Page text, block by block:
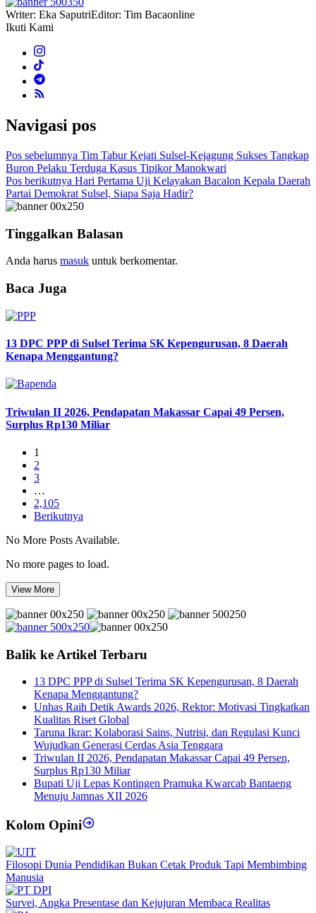
Writer: Eka SaputriEditor: Tim Bacaonline
Ikuti Kami
Navigasi pos
Pos sebelumnya Tim Tabur Kejati Sulsel-Kejagung Sukses Tangkap
Buron Pelaku Terduga Kasus Tipikor Manokwari
Pos berikutnya Hari Pertama Uji Kelayakan Bacalon Kepala Daerah
Partai Demokrat Sulsel, Siapa Saja Hadir?
Tinggalkan Balasan
Anda harus masuk untuk berkomentar.
Baca Juga
13 DPC PPP di Sulsel Terima SK Kepengurusan, 8 Daerah
Kenapa Menggantung?
Triwulan II 2026, Pendapatan Makassar Capai 49 Persen,
Surplus Rp130 Miliar
1
2
3
…
2,105
Berikutnya
No More Posts Available.
No more pages to load.
View More
Balik ke Artikel Terbaru
13 DPC PPP di Sulsel Terima SK Kepengurusan, 8 Daerah
Kenapa Menggantung?
Unhas Raih Detik Awards 2026, Rektor: Motivasi Tingkatkan
Kualitas Riset Global
Taruna Ikrar: Kolaborasi Sains, Nutrisi, dan Regulasi Kunci
Wujudkan Generasi Cerdas Asia Tenggara
Triwulan II 2026, Pendapatan Makassar Capai 49 Persen,
Surplus Rp130 Miliar
Bupati Uji Lepas Kontingen Pramuka Kwarcab Bantaeng
Menuju Jamnas XII 2026
Kolom Opini
Filosopi Dunia Pendidikan Bukan Cetak Produk Tapi Membimbing
Manusia
Survei, Angka Presentase dan Kejujuran Membaca Realitas